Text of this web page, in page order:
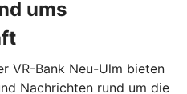
ums
VR-Bank Neu-Ulm bieten
Nachrichten rund um die